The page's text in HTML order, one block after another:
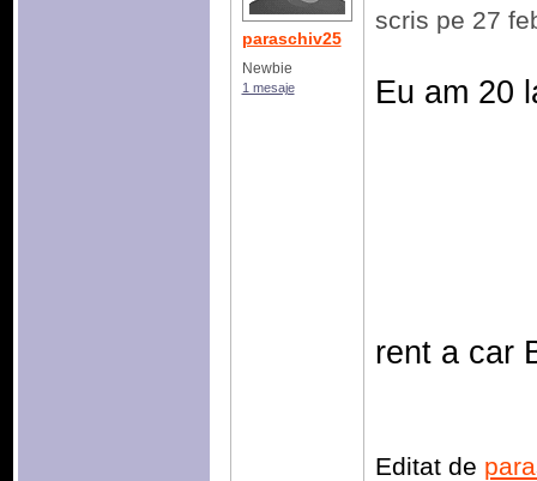
paraschiv25
Newbie
1 mesaje
scris pe 27
Eu am 20
rent a car
Editat de